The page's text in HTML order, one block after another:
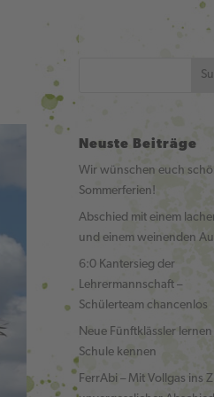
Neuste Beiträge
Wir wünschen euch
Sommerferien!
Abschied mit einem
und einem weinenden
6:0 Kantersieg der
Lehrermannschaft –
Schülerteam chancenlos
Neue Fünftklässler
Schule kennen
FerrAbi – Mit Vollgas ins